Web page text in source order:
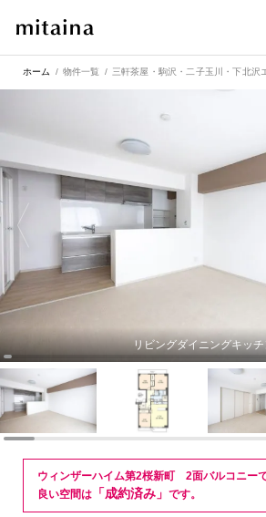
ホーム 物件一覧 三軒茶屋・駒沢・二子玉川・下北沢
リビングダイニングキッ
ウィンザーハイム第2桜新町 2面バルコニー
良い空間は 「成約済み」 です。